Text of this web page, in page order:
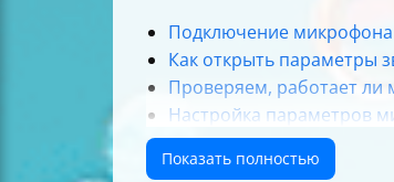
Подключение
Как открыть параметры
Проверяем, работает ли
Настройка параметров
Разрешаем доступ к
Как убедиться, что
Показать полностью